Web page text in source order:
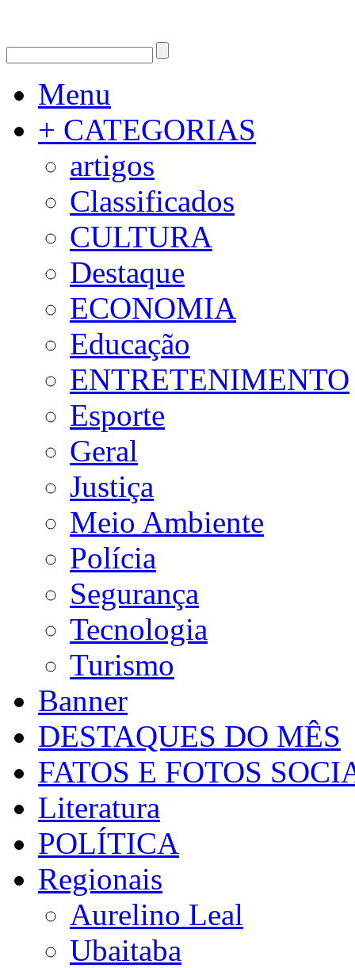
Menu
+ CATEGORIAS
artigos
Classificados
CULTURA
Destaque
ECONOMIA
Educação
ENTRETENIMENTO
Esporte
Geral
Justiça
Meio Ambiente
Polícia
Segurança
Tecnologia
Turismo
Banner
DESTAQUES DO MÊS
FATOS E FOTOS
Literatura
POLÍTICA
Regionais
Aurelino Leal
Ubaitaba